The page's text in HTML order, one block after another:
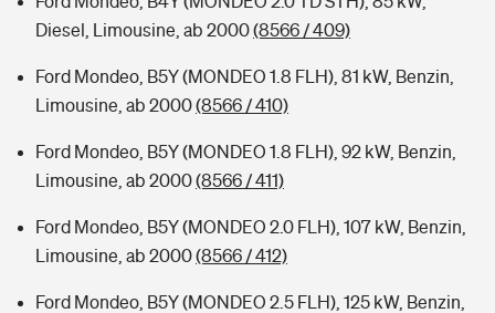
Diesel, Limousine, ab 2000(8566 / 409)
Ford Mondeo, B5Y (MONDEO 1.8 FLH), 81 kW, Benzin,
Limousine, ab 2000(8566 / 410)
Ford Mondeo, B5Y (MONDEO 1.8 FLH), 92 kW, Benzin,
Limousine, ab 2000(8566 / 411)
Ford Mondeo, B5Y (MONDEO 2.0 FLH), 107 kW, Benzin,
Limousine, ab 2000(8566 / 412)
Ford Mondeo, B5Y (MONDEO 2.5 FLH), 125 kW, Benzin,